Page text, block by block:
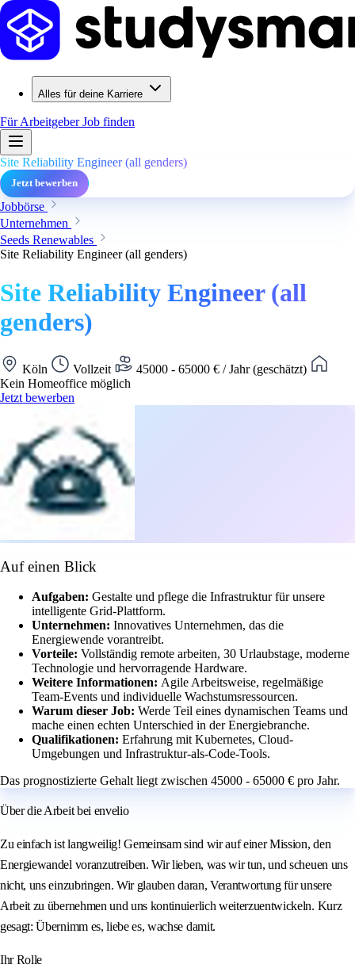
Alles für deine Karriere
Für ArbeitgeberJob finden
Site Reliability Engineer (all genders)
Jetzt bewerben
Jobbörse
Unternehmen
Seeds Renewables
Site Reliability Engineer (all genders)
Site Reliability Engineer (all
genders)
Köln Vollzeit
45000 - 65000 € / Jahr (geschätzt)
Kein Homeoffice möglich
Jetzt bewerben
Auf einen Blick
Aufgaben: Gestalte und pflege die Infrastruktur für unsere
intelligente Grid-Plattform.
Unternehmen: Innovatives Unternehmen, das die
Energiewende vorantreibt.
Vorteile: Vollständig remote arbeiten, 30 Urlaubstage, moderne
Technologie und hervorragende Hardware.
Weitere Informationen: Agile Arbeitsweise, regelmäßige
Team-Events und individuelle Wachstumsressourcen.
Warum dieser Job: Werde Teil eines dynamischen Teams und
mache einen echten Unterschied in der Energiebranche.
Qualifikationen: Erfahrung mit Kubernetes, Cloud-
Umgebungen und Infrastruktur-als-Code-Tools.
Das prognostizierte Gehalt liegt zwischen 45000 - 65000 € pro Jahr.
Über die Arbeit bei envelio
Zu einfach ist langweilig! Gemeinsam sind wir auf einer Mission, den
Energiewandel voranzutreiben. Wir lieben, was wir tun, und scheuen uns
nicht, uns einzubringen. Wir glauben daran, Verantwortung für unsere
Arbeit zu übernehmen und uns kontinuierlich weiterzuentwickeln. Kurz
gesagt: Übernimm es, liebe es, wachse damit.
Ihr Rolle